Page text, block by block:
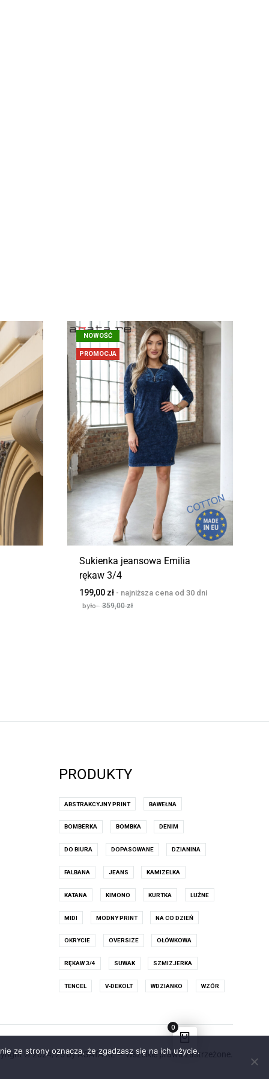
NOWOŚĆ
PROMOCJA
Sukienka jeansowa Emilia
rękaw 3/4
199,00 zł
359,00zł
PRODUKTY
ABSTRAKCYJNY PRINT BAWEŁNA
BOMBERKA BOMBKA DENIM
DO BIURA DOPASOWANE DZIANINA
FALBANA JEANS KAMIZELKA
KATANA KIMONO KURTKA LUŹNE
MIDI MODNY PRINT NA CO DZIEŃ
OKRYCIE OVERSIZE OŁÓWKOWA
RĘKAW 3/4 SUWAK SZMIZJERKA
TENCEL V-DEKOLT WDZIANKO WZÓR
© 2024/25 by AGATA RE — Wszelkie prawa zastrzeżone.
0
ze strony oznacza, że zgadzasz się na ich użycie.